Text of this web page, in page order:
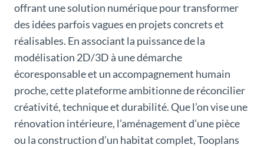
offrant une solution numérique pour transformer
des idées parfois vagues en projets concrets et
réalisables. En associant la puissance de la
modélisation 2D/3D à une démarche
écoresponsable et un accompagnement humain
proche, cette plateforme ambitionne de réconcilier
créativité, technique et durabilité. Que l’on vise une
rénovation intérieure, l’aménagement d’une pièce
ou la construction d’un habitat complet, Tooplans